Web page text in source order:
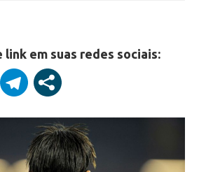
em suas redes sociais: